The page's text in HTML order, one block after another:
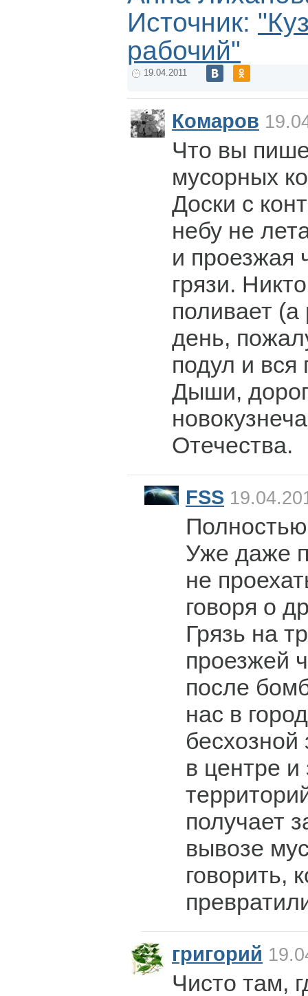
Источник:
рабочий"
19.04.2011
Комаров
Что вы
мусорных
Доски с
небу не
и проезжая
грязи.
поливает
день,
подул и вся
Дыши,
Отечества.
FSS
Уже даже
не
говоря о
Грязь на
проезжей
после
нас в
в центре и
получает
вывозе
говорить,
григорий
Чисто там,